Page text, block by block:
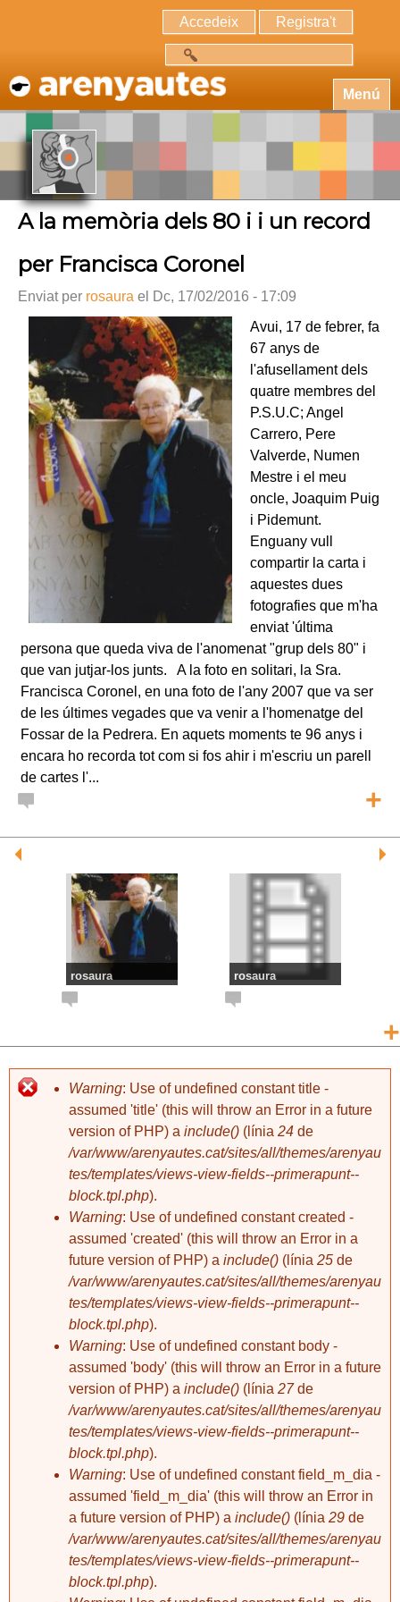
Accedeix Registra't
Menú
A la memòria dels 80 i i un record
per Francisca Coronel
Enviat per rosaura el Dc, 17/02/2016 - 17:09
Avui, 17 de febrer, fa
67 anys de
l'afusellament dels
quatre membres del
P.S.U.C; Angel
Carrero, Pere
Valverde, Numen
Mestre i el meu
oncle, Joaquim Puig
i Pidemunt.
Enguany vull
compartir la carta i
aquestes dues
fotografies que m'ha
enviat 'última
persona que queda viva de l'anomenat "grup dels 80" i
que van jutjar-los junts. A la foto en solitari, la Sra.
Francisca Coronel, en una foto de l'any 2007 que va ser
de les últimes vegades que va venir a l'homenatge del
Fossar de la Pedrera. En aquets moments te 96 anys i
encara ho recorda tot com si fos ahir i m'escriu un parell
de cartes l'...
+
rosaura
A la memòria dels
80 i i un record
Coronel
rosaura
Al cor i a la
memòria
fossar 2014
rosaura
65è aniversari: en
memòria de la
injustícia i la
repressió
Joaquim Puig i
Pidemunt
rosaura
Consulat de
Caure a la Riera
m'ha sortit molt
car
Caure a la Riera
m'ha sortit molt car
Aquests dies m’he
trobat a molta gent
que m’ha preguntat
si era veritat el que
deia l’Agenda
juny. Que he hagut
de pagar a
l’assegurança de
l’Ajuntament
d'Arenys de Mar les
costes del judici
que el jutge em va
condemnar, amb un
maxim de MIL–
CINC-CENTS euros.
Aniversari
rosaura
TRES AMICS FINS
TRES AMICS FINS
EL FINAL
Els tres cavallers
Tres amics, tres
maneres d'entendre
+
Warning: Use of undefined constant title -
assumed 'title' (this will throw an Error in a future
version of PHP) a include() (línia 24 de
/var/www/arenyautes.cat/sites/all/themes/arenyau
tes/templates/views-view-fields--primerapunt--
block.tpl.php).
Warning: Use of undefined constant created -
assumed 'created' (this will throw an Error in a
future version of PHP) a include() (línia 25 de
/var/www/arenyautes.cat/sites/all/themes/arenyau
tes/templates/views-view-fields--primerapunt--
block.tpl.php).
Warning: Use of undefined constant body -
assumed 'body' (this will throw an Error in a future
version of PHP) a include() (línia 27de
/var/www/arenyautes.cat/sites/all/themes/arenyau
tes/templates/views-view-fields--primerapunt--
block.tpl.php).
Warning: Use of undefined constant field_m_dia -
assumed 'field_m_dia' (this will throw an Error in
a future version of PHP) a include() (línia 29 de
/var/www/arenyautes.cat/sites/all/themes/arenyau
tes/templates/views-view-fields--primerapunt--
block.tpl.php).